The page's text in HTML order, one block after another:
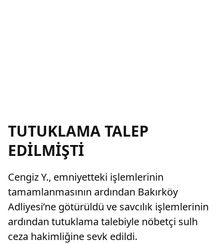
TUTUKLAMA TALEP
EDİLMİŞTİ
Cengiz Y., emniyetteki işlemlerinin
tamamlanmasının ardından Bakırköy
Adliyesi’ne götürüldü ve savcılık işlemlerinin
ardından tutuklama talebiyle nöbetçi sulh
ceza hakimliğine sevk edildi.